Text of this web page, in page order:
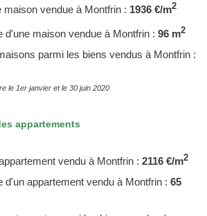
maison vendue à Montfrin : 1936 €/m2
d'une maison vendue à Montfrin : 96 m2
parmi les biens vendus à Montfrin :
le 1er janvier et le 30 juin 2020
appartements
vendu à Montfrin : 2116 €/m2
d'un appartement vendu à Montfrin : 65